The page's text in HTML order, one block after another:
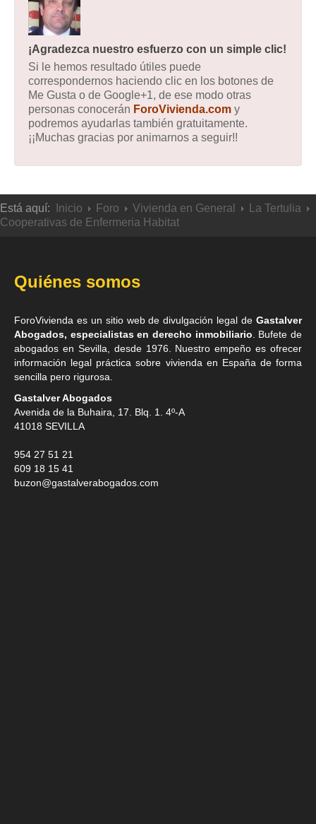
¡Agradezca nuestro esfuerzo con un simple clic!
Si le hemos resultado útiles puede
correspondernos haciendo clic en los botones de
Me Gusta o de Google+1, de ese modo otras
personas conocerán ForoVivienda.com y
podremos ayudarlas también gratuitamente.
¡¡Muchas gracias por animarnos a seguir!!
Está aquí: Inicio Foro Vivienda en General
La Tertulia
Cooperativas de Enfermeria Habitat
Quiénes somos
ForoVivienda es un sitio web de divulgación legal de Gastalver
Abogados, especialistas en derecho inmobiliario . Bufete de
abogados en Sevilla , desde 1976. Nuestro empeño es ofrecer
información legal práctica sobre vivienda en España de forma
sencilla pero rigurosa.
Gastalver Abogados
Avenida de la Buhaira, 17. Blq. 1. 4º-A
41018 SEVILLA
954 27 51 21
609 18 15 41
buzon@gastalverabogados.com